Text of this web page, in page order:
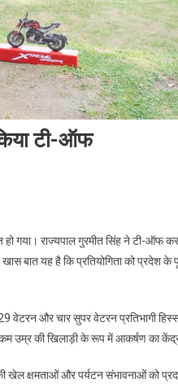
टी-ऑफ
गया। राज्यपाल गुरमीत सिंह ने टी-ऑफ
बात यह है कि प्रतियोगिता को प्रदेश के
वेटरन और चार सुपर वेटरन प्रतिभागी
कम उम्र की खिलाड़ी के रूप में आकर्षण का
खेल क्षमताओं और पर्यटन संभावनाओं को